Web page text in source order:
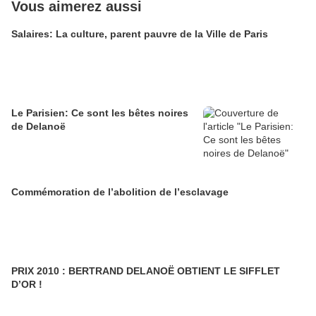
Vous aimerez aussi
Salaires: La culture, parent pauvre de la Ville de Paris
Le Parisien: Ce sont les bêtes noires
de Delanoë
Commémoration de l’abolition de l’esclavage
PRIX 2010 : BERTRAND DELANOË OBTIENT LE SIFFLET
D’OR !